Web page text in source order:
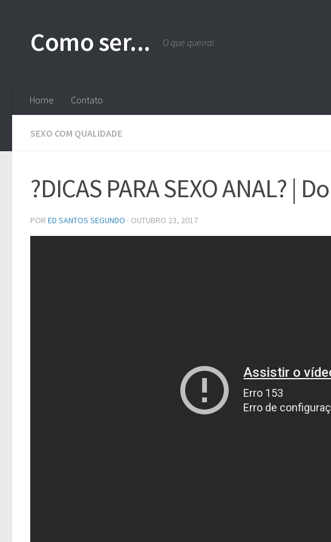
Como ser... O que queira!
Home Contato
SEXO COM QUALIDADE
?DICAS PARA SEXO ANAL? |
POR ED SANTOS SEGUNDO · OUTUBRO 23, 2017